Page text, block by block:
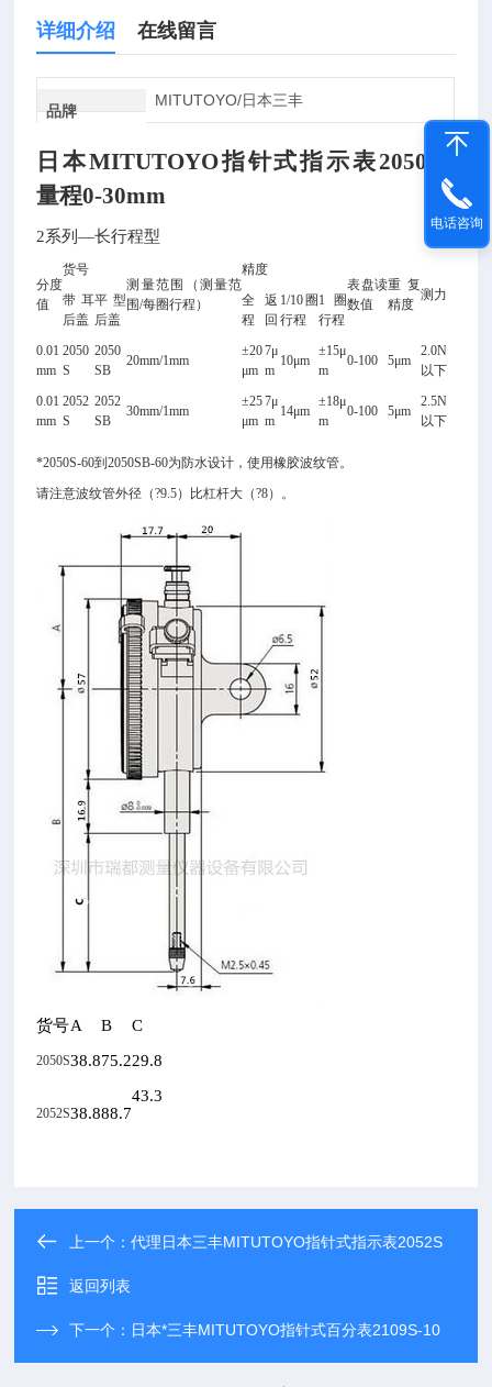
详细介绍 在线留言
品牌
MITUTOYO/日本三丰
日本MITUTOYO指针式指示表2050SB
量程0-30mm
2系列—长行程型
分度
值
货号
测量范围（测量范
围/每圈行程）
精度
表盘读
数值
重复
精度
测力
带耳
后盖
平型
后盖
全
程
返
回
1/10 圈
行程
1
圈
行程
0.01
mm
2050
S
2050
SB
20mm/1mm
±20
μm
7μ
m
10μm
±15μ
m
0-100 5μm
2.0N
以下
0.01
mm
2052
S
2052
SB
30mm/1mm
±25
μm
7μ
m
14μm
±18μ
m
0-100 5μm
2.5N
以下
*2050S-60到2050SB-60为防水设计，使用橡胶波纹管。
请注意波纹管外径（?9.5）比杠杆大（?8）。
货号A B C
2050S38.875.229.8
2052S38.888.7
43.3
上一个：代理日本三丰MITUTOYO指针式指示表2052S
返回列表
下一个： 日本*三丰MITUTOYO指针式百分表2109S-10
电话咨询